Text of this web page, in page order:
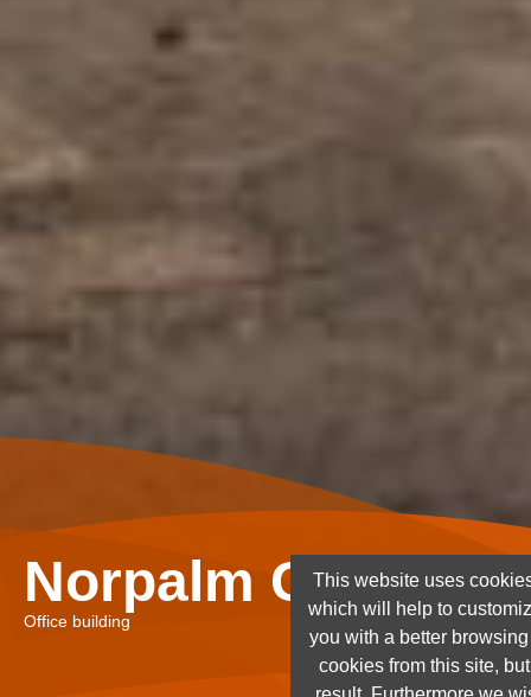
Norpalm Ghana
Office building
This website uses
which will help to
you with a better
cookies from this site,